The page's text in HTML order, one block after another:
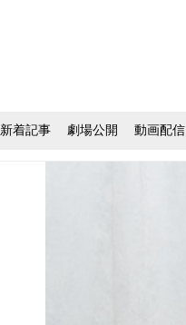
新着記事 劇場公開 動画配信